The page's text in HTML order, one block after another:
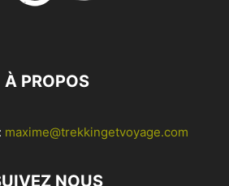
À PROPOS
maxime@trekkingetvoyage.com
NOUS